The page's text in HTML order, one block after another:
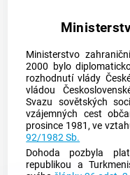
Ministerstvo
2000 bylo
rozhodnutí vlády
vládou
Svazu sovětských
vzájemných cest
prosince 1981, ve
92/1982 Sb.
Dohoda pozbyla
republikou a